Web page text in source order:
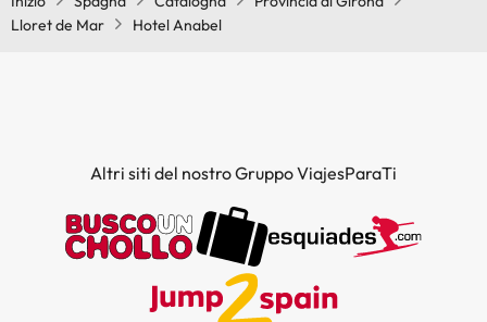
Lloret de Mar
Hotel Anabel
Altri siti del nostro Gruppo ViajesParaTi